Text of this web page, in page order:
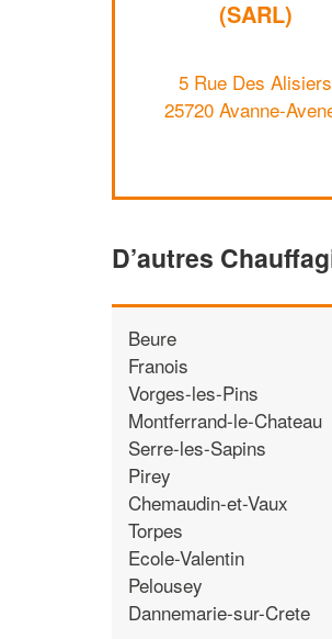
(SARL)
5 Rue Des Alisiers
25720 Avanne-
D’autres
Beure
Franois
Vorges-les-Pins
Montferrand-le-Chateau
Serre-les-Sapins
Pirey
Chemaudin-et-Vaux
Torpes
Ecole-Valentin
Pelousey
Dannemarie-sur-Crete